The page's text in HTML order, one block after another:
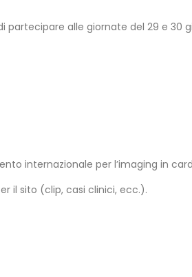
alle giornate del 29 e 30
internazionale per l’imaging in
il sito (clip, casi clinici, ecc.).